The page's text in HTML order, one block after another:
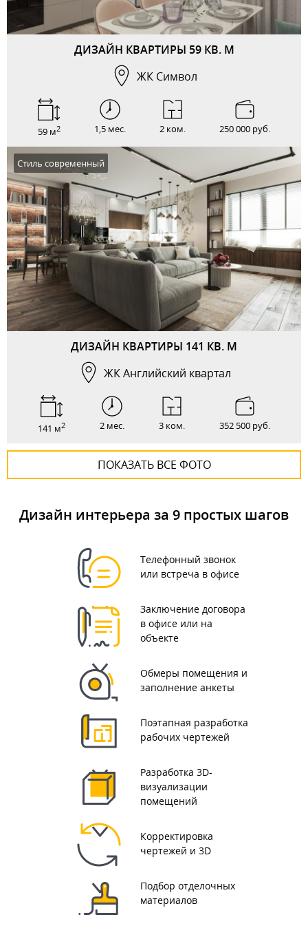
ДИЗАЙН КВАРТИРЫ 59 КВ. М
ЖК Символ
59 м2 1,5 мес. 2 ком. 250 000 руб.
ДИЗАЙН КВАРТИРЫ 141 КВ. М
ЖК Английский квартал
Стиль современный
141 м2 2 мес. 3 ком. 352 500 руб.
ПОКАЗАТЬ ВСЕ ФОТО
Дизайн интерьера за 9 простых шагов
Телефонный звонок
или встреча в офисе
Заключение договора
в офисе или на
объекте
Обмеры помещения и
заполнение анкеты
Поэтапная разработка
рабочих чертежей
Разработка 3D-
визуализации
помещений
Корректировка
чертежей и 3D
Подбор отделочных
материалов